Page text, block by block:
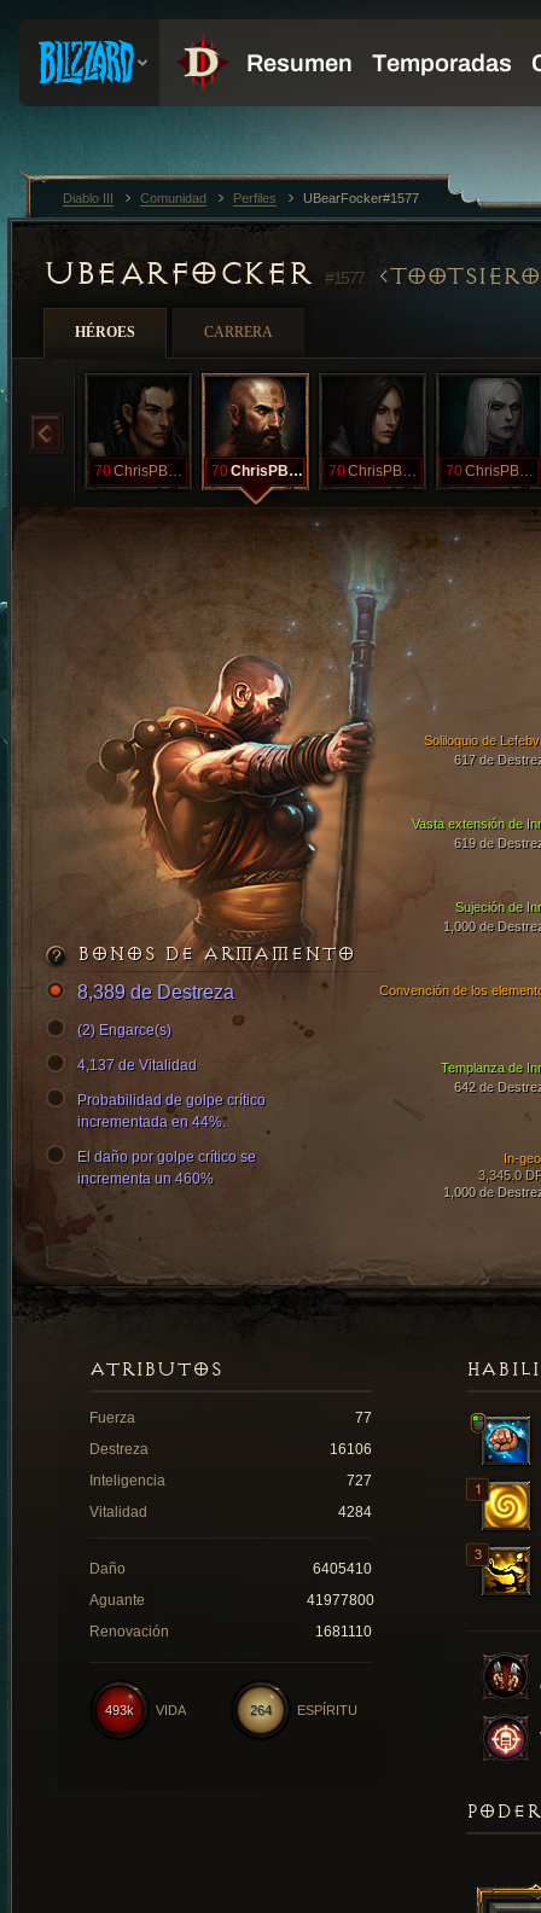
UBEARFOCKER #1577
HÉROES CARRERA
70 ChrisPBacon 70 ChrisPBacon 70 ChrisPBacon 70 ChrisPBacon
Vasta extensión de
619 de
Sujeción de
1,000 de
Soliloquio de
617 de
Templanza de
642 de
In-
3,345.0
1,000 de
Convención de los
BONOS DE ARMAMENTO
8,389 de Destreza
(2) Engarce(s)
4,137 de Vitalidad
Probabilidad de golpe crítico
incrementada en 44%.
El daño por golpe crítico se
incrementa un 460%
ATRIBUTOS
Fuerza
77
Destreza
16106
Inteligencia
727
Vitalidad
4284
Daño
6405410
Aguante
41977800
Renovación
1681110
264 ESPÍRITU
493k VIDA
Diablo III Comunidad Perfiles UBearFocker#1577